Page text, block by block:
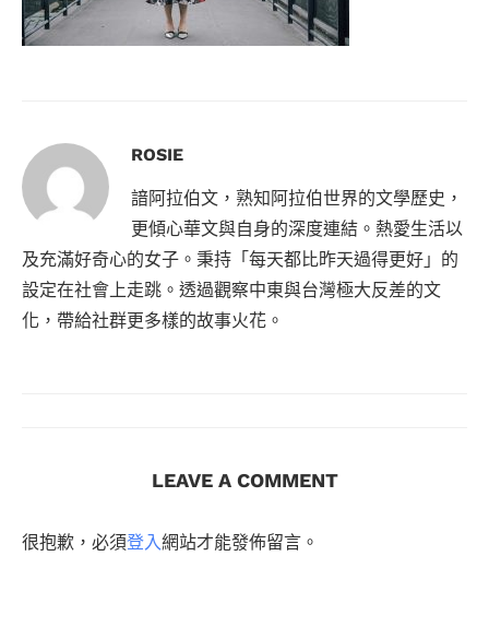
ROSIE
諳阿拉伯文，熟知阿拉伯世界的文學歷史，
更傾心華文與自身的深度連結。熱愛生活以
及充滿好奇心的女子。秉持「每天都比昨天過得更好」的
設定在社會上走跳。透過觀察中東與台灣極大反差的文
化，帶給社群更多樣的故事火花。
LEAVE A COMMENT
很抱歉，必須登入網站才能發佈留言。